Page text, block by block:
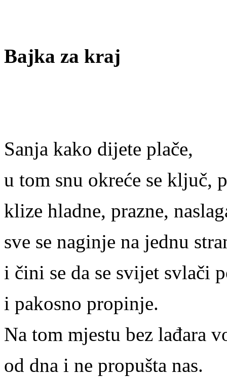
Bajka za kraj
Sanja kako dijete plače,
u tom snu okreće se ključ,
klize hladne, prazne,
sve se naginje na jednu
i čini se da se svijet svlači
i pakosno propinje.
Na tom mjestu bez lađara
od dna i ne propušta nas.